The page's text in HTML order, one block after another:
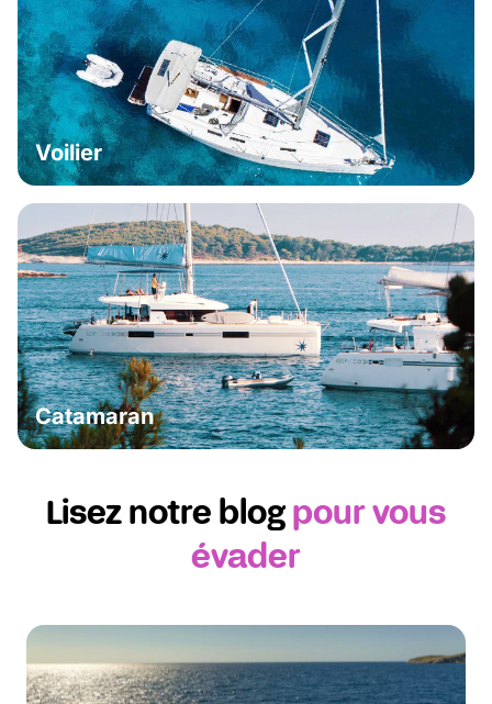
Voilier
Catamaran
Lisez notre blogpour vous
évader